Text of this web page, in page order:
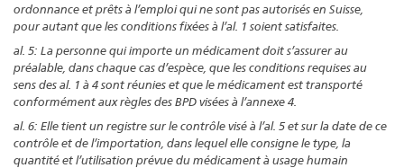
ordonnance et prêts à l’emploi qui ne sont pas autorisés en Suisse,
pour autant que les conditions fixées à l’al. 1 soient satisfaites.
al. 5: La personne qui importe un médicament doit s’assurer au
préalable, dans chaque cas d’espèce, que les conditions requises au
sens des al. 1 à 4 sont réunies et que le médicament est transporté
conformément aux règles des BPD visées à l’annexe 4.
al. 6: Elle tient un registre sur le contrôle visé à l’al. 5 et sur la date de ce
contrôle et de l’importation, dans lequel elle consigne le type, la
quantité et l’utilisation prévue du médicament à usage humain